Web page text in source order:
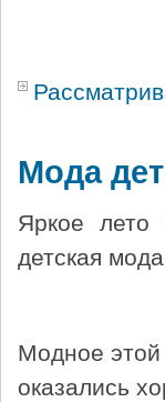
Мода
Яркое лето
детская
Модное этой
оказались